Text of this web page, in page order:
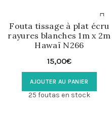
Fouta tissage à plat écru
rayures blanches 1m x 2m
Hawaï N266
15,00€
AJOUTER AU PANIER
25 foutas en stock